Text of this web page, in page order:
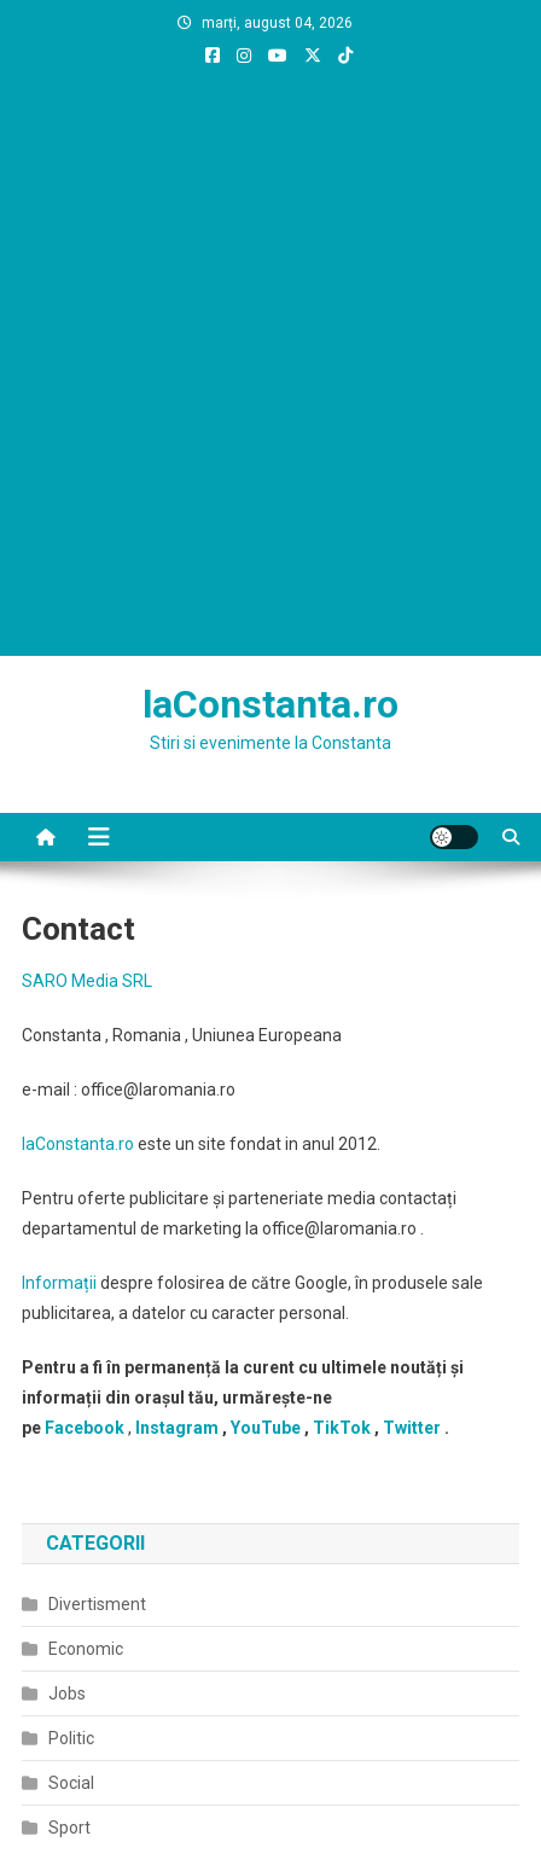
marți, august 04, 2026
laConstanta.ro
Stiri si evenimente la Constanta
Contact
SARO Media SRL
Constanta , Romania , Uniunea Europeana
e-mail : office@laromania.ro
laConstanta.ro este un site fondat in anul 2012.
Pentru oferte publicitare și parteneriate media contactați
departamentul de marketing la office@laromania.ro .
Informații despre folosirea de către Google, în produsele sale
publicitarea, a datelor cu caracter personal.
Pentru a fi în permanență la curent cu ultimele noutăți și
informații din orașul tău, urmărește-ne
pe Facebook, Instagram , YouTube, TikTok , Twitter .
CATEGORII
Divertisment
Economic
Jobs
Politic
Social
Sport